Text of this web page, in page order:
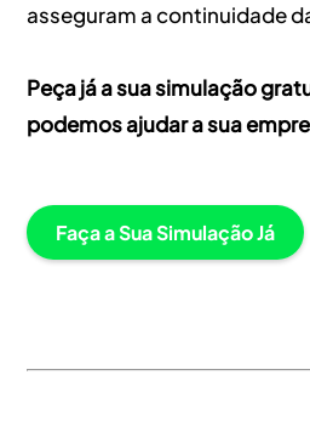
asseguram a continuidade
Peça já a sua simulação
podemos ajudar a sua
Faça a Sua Simulação Já